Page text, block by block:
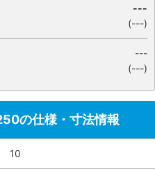
---
(---)
---
(---)
の仕様・寸法情報
10